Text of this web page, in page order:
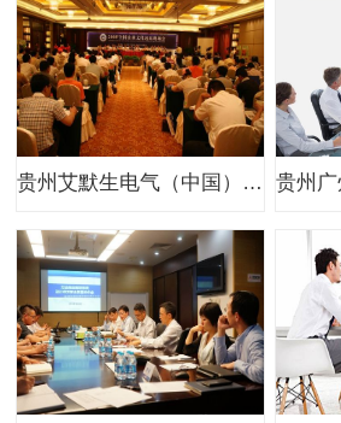
贵州艾默生电气（中国）投资有限公司